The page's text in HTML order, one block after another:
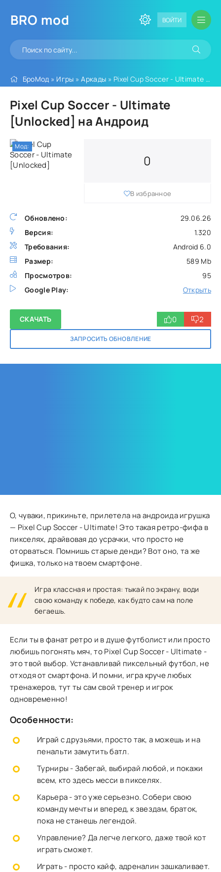
BRO mod ВОЙТИ
БроМод » Игры »Аркады » Pixel Cup Soccer - Ultimate [Unlocked]
Pixel Cup Soccer - Ultimate
[Unlocked] на Андроид
Обновлено:
29.06.26
Версия:
1.320
Требования:
Android 6.0
Размер:
589 Mb
Просмотров:
95
Google Play:
Открыть
0
В избранное
СКАЧАТЬ
ЗАПРОСИТЬ ОБНОВЛЕНИЕ
0 2
Мод:
О, чуваки, прикиньте, прилетела на андроида игрушка
— Pixel Cup Soccer - Ultimate! Это такая ретро-фифа в
пикселях, драйвовая до усрачки, что просто не
оторваться. Помнишь старые денди? Вот оно, та же
фишка, только на твоем смартфоне.
Игра классная и простая: тыкай по экрану, води
свою команду к победе, как будто сам на поле
бегаешь.
Если ты в фанат ретро и в душе футболист или просто
любишь погонять мяч, то Pixel Cup Soccer - Ultimate -
это твой выбор. Устанавливай пиксельный футбол, не
отходя от смартфона. И помни, игра круче любых
тренажеров, тут ты сам свой тренер и игрок
одновременно!
Особенности:
Играй с друзьями, просто так, а можешь и на
пенальти замутить батл.
Турниры - Забегай, выбирай любой, и покажи
всем, кто здесь месси в пикселях.
Карьера - это уже серьезно. Собери свою
команду мечты и вперед, к звездам, браток,
пока не станешь легендой.
Управление? Да легче легкого, даже твой кот
играть сможет.
Играть - просто кайф, адреналин зашкаливает.